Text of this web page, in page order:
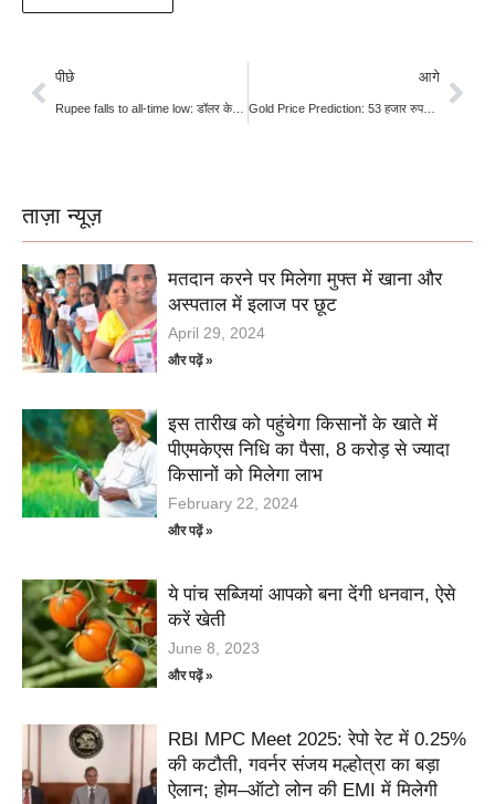
पीछे
Rupee falls to all-time low: डॉलर के आगे रुपया हुआ पस्त, 96.91 के अब तक के सबसे निचले लेवल पर पहुंचा
आगे
Gold Price Prediction: 53 हजार रुपये तक बढ़ सकता है सोने का भाव! इन 5 कारणों से जल्द नई रिकॉर्ड ऊंचाई पर पहुंच सकता है गोल्ड
ताज़ा न्यूज़
मतदान करने पर मिलेगा मुफ्त में खाना और
अस्पताल में इलाज पर छूट
April 29, 2024
और पढ़ें »
इस तारीख को पहुंचेगा किसानों के खाते में
पीएमकेएस निधि का पैसा, 8 करोड़ से ज्यादा
किसानों को मिलेगा लाभ
February 22, 2024
और पढ़ें »
ये पांच सब्जियां आपको बना देंगी धनवान, ऐसे
करें खेती
June 8, 2023
और पढ़ें »
RBI MPC Meet 2025: रेपो रेट में 0.25%
की कटौती, गवर्नर संजय मल्होत्रा का बड़ा
ऐलान; होम–ऑटो लोन की EMI में मिलेगी